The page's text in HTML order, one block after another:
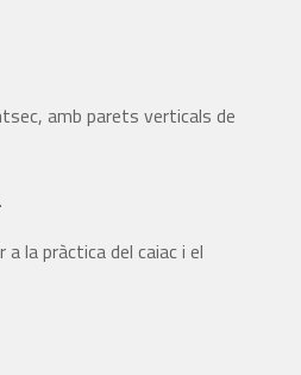
amb parets verticals de
la pràctica del caiac i el